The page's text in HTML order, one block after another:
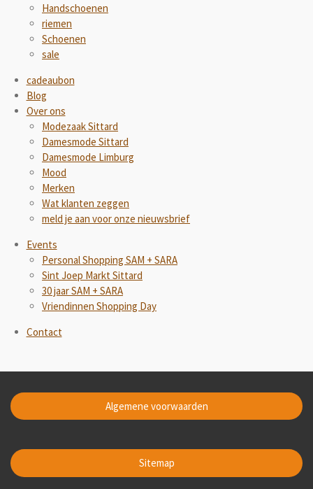
Handschoenen
riemen
Schoenen
sale
cadeaubon
Blog
Over ons
Modezaak Sittard
Damesmode Sittard
Damesmode Limburg
Mood
Merken
Wat klanten zeggen
meld je aan voor onze nieuwsbrief
Events
Personal Shopping SAM + SARA
Sint Joep Markt Sittard
30 jaar SAM + SARA
Vriendinnen Shopping Day
Contact
Algemene voorwaarden
Sitemap